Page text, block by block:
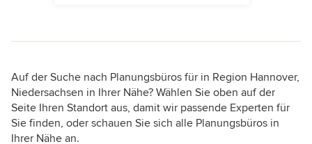
Auf der Suche nach Planungsbüros für in Region Hannover,
Niedersachsen in Ihrer Nähe? Wählen Sie oben auf der
Seite Ihren Standort aus, damit wir passende Experten für
Sie finden, oder schauen Sie sich alle Planungsbüros in
Ihrer Nähe an.